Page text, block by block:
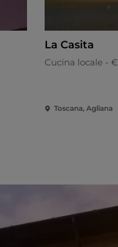
La Casita
Cucina locale - €
Toscana, Agliana